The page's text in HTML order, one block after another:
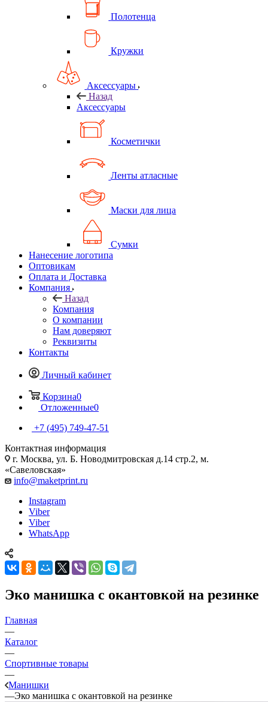
Полотенца
Кружки
Аксессуары
Назад
Аксессуары
Косметички
Ленты атласные
Маски для лица
Сумки
Нанесение логотипа
Оптовикам
Оплата и Доставка
Компания
Назад
Компания
О компании
Нам доверяют
Реквизиты
Контакты
Личный кабинет
Корзина0
Отложенные0
+7 (495) 749-47-51
Контактная информация
г. Москва, ул. Б. Новодмитровская д.14 стр.2, м.
«Савеловская»
info@maketprint.ru
Instagram
Viber
Viber
WhatsApp
Эко манишка с окантовкой на резинке
Главная
—
Каталог
—
Спортивные товары
—
Манишки
—Эко манишка с окантовкой на резинке